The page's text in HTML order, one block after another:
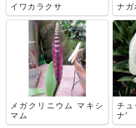
イワカラクサ ナガ
メガクリニウム マキシ
マム
チ
ナ’